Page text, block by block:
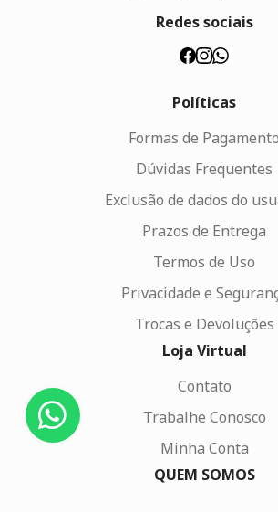
Redes sociais
Políticas
Formas de Pagamento
Dúvidas Frequentes
Exclusão de dados do
Prazos de Entrega
Termos de Uso
Privacidade e
Trocas e Devoluções
Loja Virtual
Contato
Trabalhe Conosco
Minha Conta
QUEM SOMOS